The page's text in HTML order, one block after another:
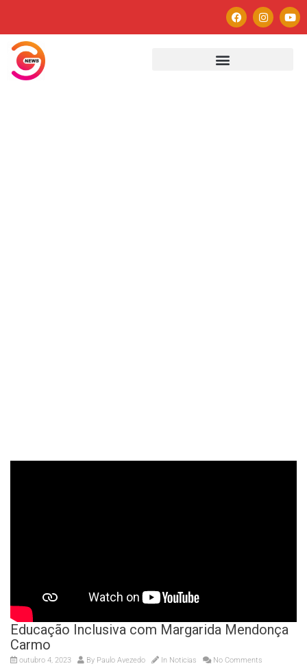
Educação Inclusiva com Margarida Mendonça
Carmo
outubro 4, 2023 By Paulo Avezedo In Noticias No Comments